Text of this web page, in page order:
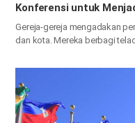
​Konferensi untuk
Gereja-gereja mengadakan
dan kota. Mereka berbagi